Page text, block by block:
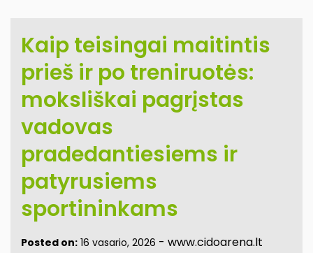
Kaip teisingai maitintis
prieš ir po treniruotės:
moksliškai pagrįstas
vadovas
pradedantiesiems ir
patyrusiems
sportininkams
Posted on: 16 vasario, 2026 - www.cidoarena.lt